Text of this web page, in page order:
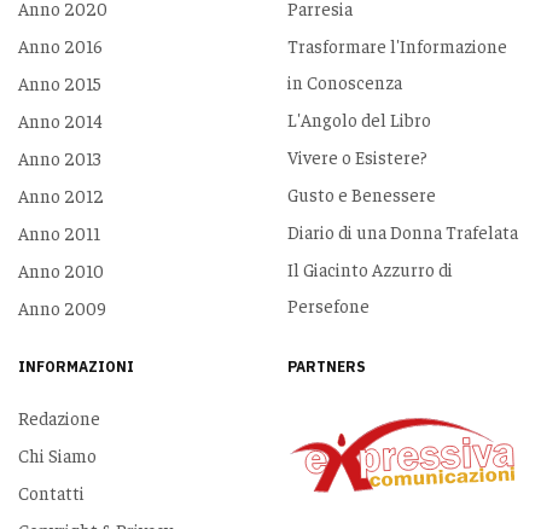
Anno 2020
Anno 2016
Anno 2015
Anno 2014
Anno 2013
Anno 2012
Anno 2011
Anno 2010
Anno 2009
Parresia
Trasformare l'Informazione
in Conoscenza
L'Angolo del Libro
Vivere o Esistere?
Gusto e Benessere
Diario di una Donna Trafelata
Il Giacinto Azzurro di
Persefone
INFORMAZIONI
Redazione
Chi Siamo
Contatti
PARTNERS